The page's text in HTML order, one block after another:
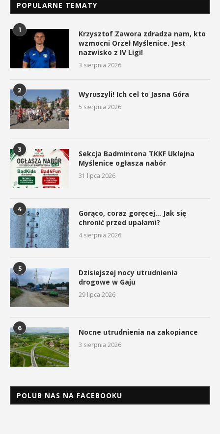
POPULARNE TEMATY
1
Krzysztof Zawora zdradza nam, kto
wzmocni Orzeł Myślenice. Jest
nazwisko z IV Ligi!
3 sierpnia 2026
2 Wyruszyli! Ich cel to Jasna Góra
5 sierpnia 2026
3
Sekcja Badmintona TKKF Uklejna
Myślenice ogłasza nabór
31 lipca 2026
4
Gorąco, coraz goręcej… Jak się
chronić przed upałami?
4 sierpnia 2026
5
Dzisiejszej nocy utrudnienia
drogowe w Gaju
29 lipca 2026
6 Nocne utrudnienia na zakopiance
3 sierpnia 2026
POLUB NAS NA FACEBOOKU